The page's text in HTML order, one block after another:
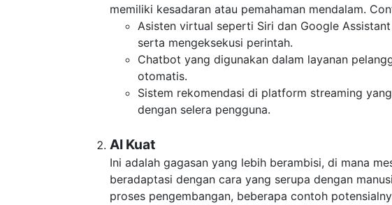
memiliki kesadaran atau pemahaman mendalam.
Asisten virtual seperti Siri dan Google
serta mengeksekusi perintah.
Chatbot yang digunakan dalam layanan
otomatis.
Sistem rekomendasi di platform streaming
dengan selera pengguna.
AI Kuat
Ini adalah gagasan yang lebih berambisi, di mana
beradaptasi dengan cara yang serupa dengan
proses pengembangan, beberapa contoh